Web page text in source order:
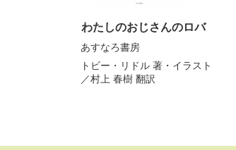
わたしのおじさんのロバ
あすなろ書房
トビー・リドル 著・イラスト
／村上 春樹 翻訳